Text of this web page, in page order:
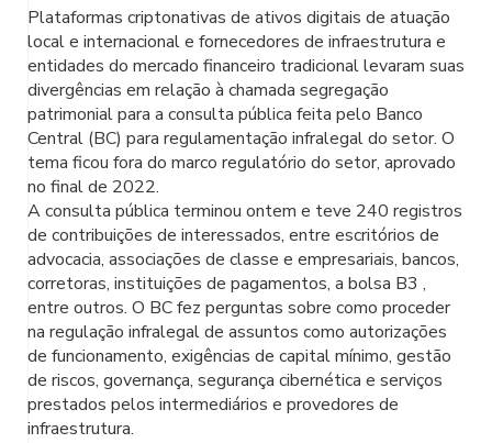
Plataformas criptonativas de ativos digitais de atuação
local e internacional e fornecedores de infraestrutura e
entidades do mercado financeiro tradicional levaram suas
divergências em relação à chamada segregação
patrimonial para a consulta pública feita pelo Banco
Central (BC) para regulamentação infralegal do setor. O
tema ficou fora do marco regulatório do setor, aprovado
no final de 2022.
A consulta pública terminou ontem e teve 240 registros
de contribuições de interessados, entre escritórios de
advocacia, associações de classe e empresariais, bancos,
corretoras, instituições de pagamentos, a bolsa B3 ,
entre outros. O BC fez perguntas sobre como proceder
na regulação infralegal de assuntos como autorizações
de funcionamento, exigências de capital mínimo, gestão
de riscos, governança, segurança cibernética e serviços
prestados pelos intermediários e provedores de
infraestrutura.